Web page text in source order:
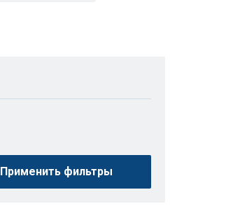
Применить фильтры